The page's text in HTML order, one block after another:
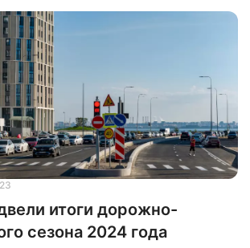
«Безопасные качественные
миллиардов рублей — из бюджета
За этот период было отремонтировано
километров дорог, свыше
из которых были отремонтированы в
проекта. Кроме того
итоги дорожно-
сезона 2024 года